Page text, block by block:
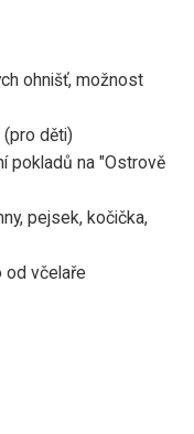
ohnišť, možnost
(pro děti)
pokladů na "Ostrově
pejsek, kočička,
od včelaře